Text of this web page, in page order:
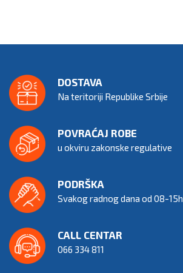
DOSTAVA
Na teritoriji Republike Srbije
POVRAĆAJ ROBE
u okviru zakonske regulative
PODRŠKA
Svakog radnog dana od 08-15h
CALL CENTAR
066 334 811